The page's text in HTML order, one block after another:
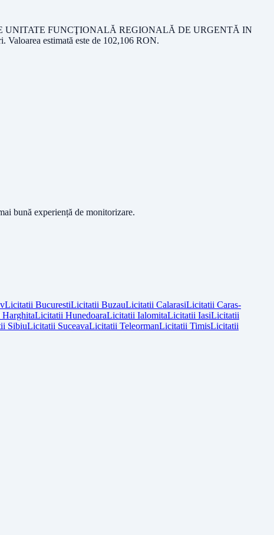
UNITATE FUNCŢIONALĂ REGIONALĂ DE URGENTĂ IN
. Valoarea estimată este de 102,106 RON.
bună experiență de monitorizare.
Licitatii BucurestiLicitatii BuzauLicitatii CalarasiLicitatii Caras-
HarghitaLicitatii HunedoaraLicitatii IalomitaLicitatii IasiLicitatii
SibiuLicitatii SuceavaLicitatii TeleormanLicitatii TimisLicitatii